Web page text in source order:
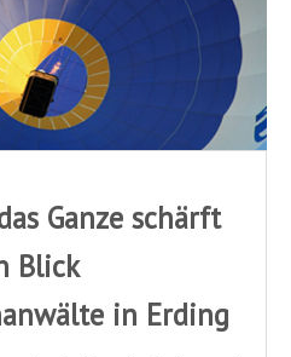
Ganze schärft
Blick
in Erding